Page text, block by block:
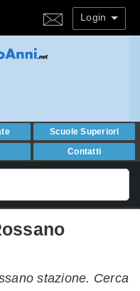
Login
Scuole Superiori
Contatti
stazione. Cerca